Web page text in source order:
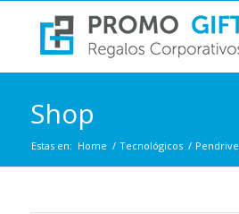
Shop
Estas en: Home / Tecnológicos / Pendrive